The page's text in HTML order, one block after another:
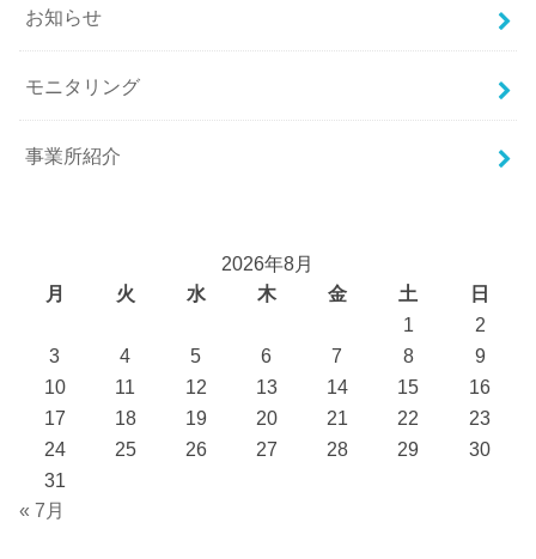
お知らせ
モニタリング
事業所紹介
2026年8月
月
火 水 木 金 土
日
1
2
3
4 5 6 7 8
9
10
11 12 13 14 15
16
17
18 19 20 21 22
23
24
25 26 27 28 29
30
31
« 7月